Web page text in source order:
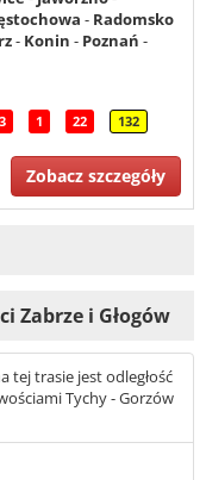
- Radomsko
- Konin - Poznań -
1 22 132
Zobacz szczegóły
Zabrze i Głogów
tej trasie jest odległość
Tychy - Gorzów